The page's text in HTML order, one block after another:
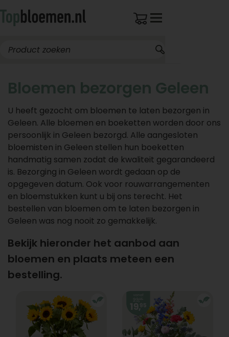
Bloemen bezorgen Geleen
U heeft gezocht om bloemen te laten bezorgen in
Geleen. Alle bloemen en boeketten worden door ons
persoonlijk in Geleen bezorgd. Alle aangesloten
bloemisten in Geleen stellen hun boeketten
handmatig samen zodat de kwaliteit gegarandeerd
is. Bezorging in Geleen wordt gedaan op de
opgegeven datum. Ook voor rouwarrangementen
en bloemstukken kunt u bij ons terecht. Het
bestellen van bloemen om te laten bezorgen in
Geleen was nog nooit zo gemakkelijk.
Bekijk hieronder het aanbod aan
bloemen en plaats meteen een
bestelling.